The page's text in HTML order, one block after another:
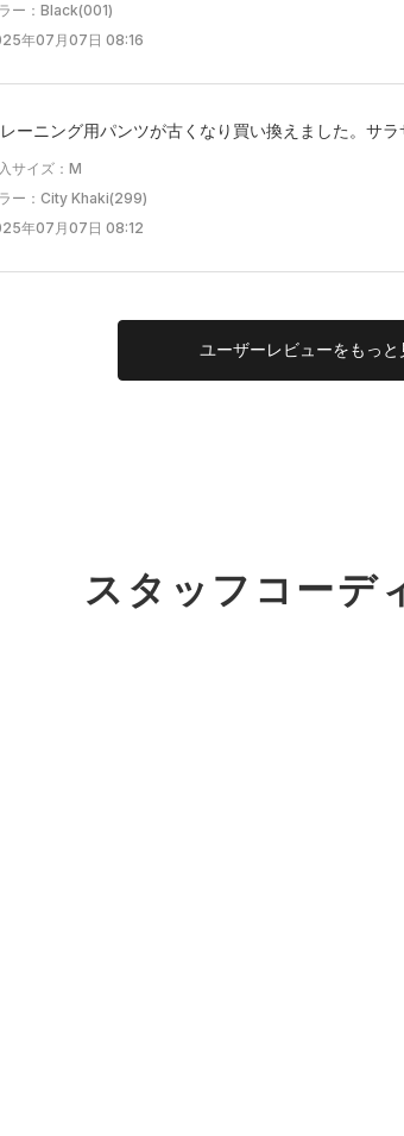
ー：Black(001)
年07月07日 08:16
レーニング用パンツが古くなり買い換えました。サ
サイズ：M
ー：City Khaki(299)
年07月07日 08:12
ユーザーレビューをもっと
スタッフコーデ